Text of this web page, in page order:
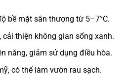
bề mặt sân thượng từ 5–7°C.
cải thiện không gian sống xanh.
năng, giảm sử dụng điều hòa.
có thể làm vườn rau sạch.